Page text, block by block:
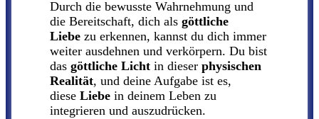
Durch die bewusste Wahrnehmung und
die Bereitschaft, dich als göttliche
Liebe zu erkennen, kannst du dich immer
weiter ausdehnen und verkörpern. Du bist
das göttliche Licht in dieser physischen
Realität, und deine Aufgabe ist es,
diese Liebe in deinem Leben zu
integrieren und auszudrücken.